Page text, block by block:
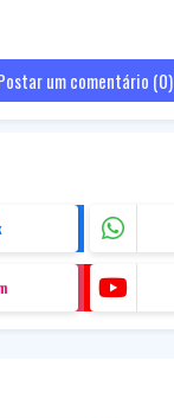
um comentário (0)